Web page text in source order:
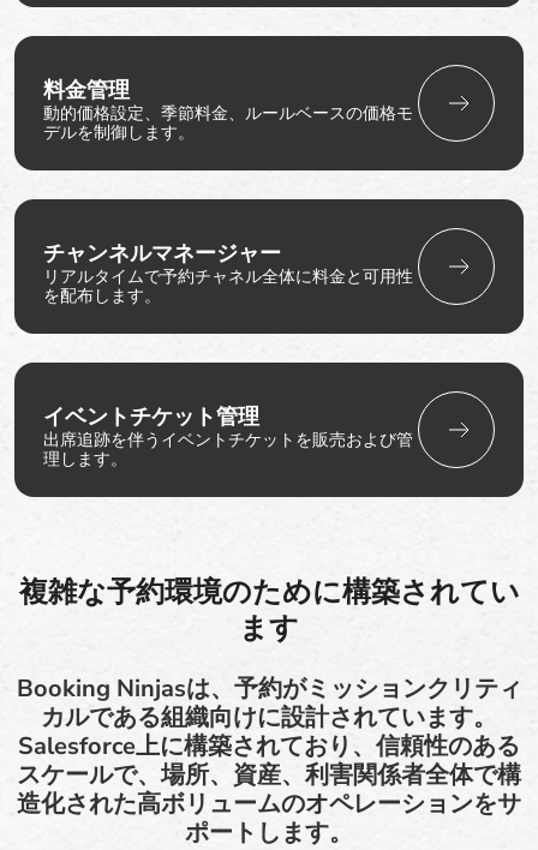
料金管理
動的価格設定、季節料金、ルールベースの価格モ
デルを制御します。
チャンネルマネージャー
リアルタイムで予約チャネル全体に料金と可用性
を配布します。
イベントチケット管理
出席追跡を伴うイベントチケットを販売および管
理します。
複雑な予約環境のために構築されてい
ます
Booking Ninjasは、予約がミッションクリティ
カルである組織向けに設計されています。
Salesforce上に構築されており、信頼性のある
スケールで、場所、資産、利害関係者全体で構
造化された高ボリュームのオペレーションをサ
ポートします。